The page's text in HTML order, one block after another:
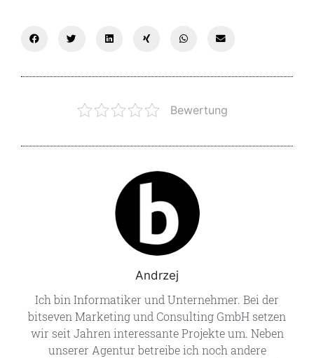
Bewertung
Andrzej
Ich bin Informatiker und Unternehmer. Bei der
bitseven Marketing und Consulting GmbH setzen
wir seit Jahren interessante Projekte um. Neben
unserer Agentur betreibe ich noch andere